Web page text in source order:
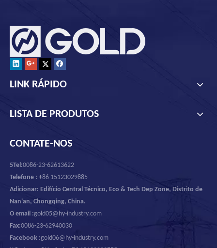
LINK RÁPIDO
LISTA DE PRODUTOS
CONTATE-NOS
5Tel:0086-23-62613622
Telefone : +86 15123029885
Adicionar: Edifício Central Técnico, Eco & Tech Dep Zone, Distrito de
Nan'an, Chongqing, China.
O email :gold05@hy-industry.com
Fax:0086-23-62940030
Facebook :gold06@hy-industry.com